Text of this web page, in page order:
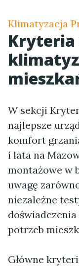
Klimatyzacja
Kryteria
W sekcji
najlepsze
komfort
i lata na
montażowe w
uwagę
niezależne
potrzeb
Główne